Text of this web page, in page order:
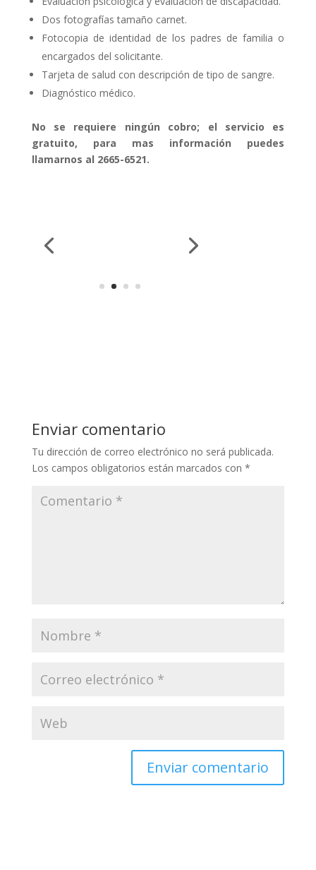
Dos fotografías tamaño carnet.
Fotocopia de identidad de los padres de familia o
encargados del solicitante.
Tarjeta de salud con descripción de tipo de sangre.
Diagnóstico médico.
No se requiere ningún cobro; el servicio es
gratuito, para mas información puedes
llamarnos al 2665-6521.